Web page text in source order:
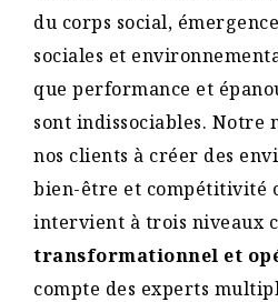
du corps social,
sociales et
que performance et
sont indissociables. Notre
nos clients à créer des
bien-être et compétitivité
intervient à trois niveaux
transformationnel et
compte des experts